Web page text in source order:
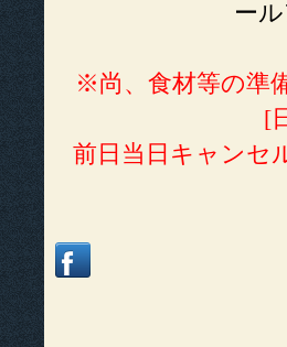
ー
※尚、食材等の準
[
前日当日キャンセ